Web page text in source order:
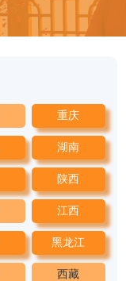
重庆
湖南
陕西
江西
黑龙江
西藏